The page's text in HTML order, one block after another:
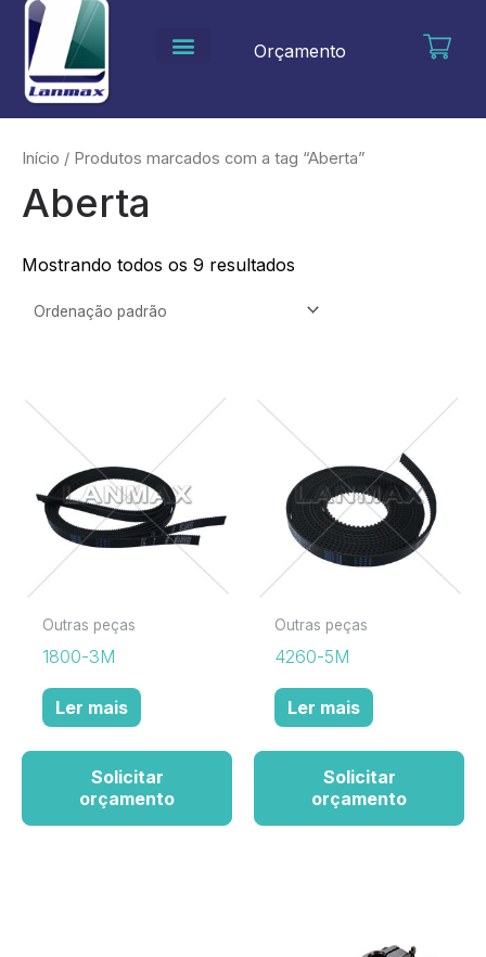
para
conteúdo
Orçamento
Início / Produtos marcados com a tag “Aberta”
Aberta
Mostrando todos os 9 resultados
Outras peças
1800-3M
Ler mais
Solicitar
orçamento
Outras peças
4260-5M
Ler mais
Solicitar
orçamento